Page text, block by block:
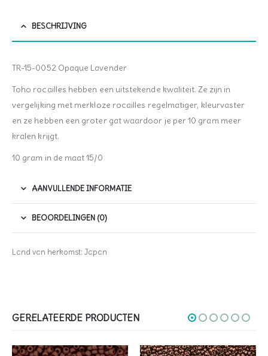
BESCHRIJVING
TR-15-0052 Opaque Lavender
Toho rocailles hebben een uitstekende kwaliteit. Ze zijn in
vergelijking met merkloze rocailles regelmatiger, kleurvaster
en ze hebben een groter gat waardoor je per 10 gram meer
kralen krijgt.
10 gram in de maat 15/0
AANVULLENDE INFORMATIE
BEOORDELINGEN (0)
Land van herkomst: Japan
GERELATEERDE PRODUCTEN